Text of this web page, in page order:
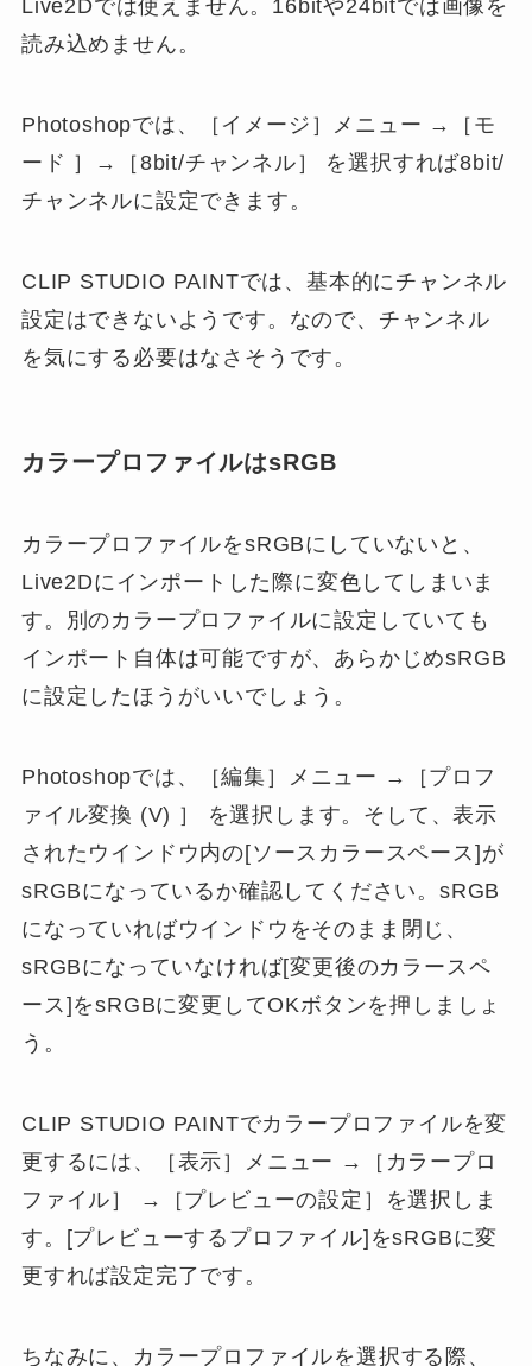
Live2Dでは使えません。16bitや24bitでは画像を
読み込めません。
Photoshopでは、［イメージ］メニュー →［モ
ード ］→［8bit/チャンネル］ を選択すれば8bit/
チャンネルに設定できます。
CLIP STUDIO PAINTでは、基本的にチャンネル
設定はできないようです。なので、チャンネル
を気にする必要はなさそうです。
カラープロファイルはsRGB
カラープロファイルをsRGBにしていないと、
Live2Dにインポートした際に変色してしまいま
す。別のカラープロファイルに設定していても
インポート自体は可能ですが、あらかじめsRGB
に設定したほうがいいでしょう。
Photoshopでは、［編集］メニュー →［プロフ
ァイル変換 (V) ］ を選択します。そして、表示
されたウインドウ内の[ソースカラースペース]が
sRGBになっているか確認してください。sRGB
になっていればウインドウをそのまま閉じ、
sRGBになっていなければ[変更後のカラースペ
ース]をsRGBに変更してOKボタンを押しましょ
う。
CLIP STUDIO PAINTでカラープロファイルを変
更するには、［表示］メニュー →［カラープロ
ファイル］ →［プレビューの設定］を選択しま
す。[プレビューするプロファイル]をsRGBに変
更すれば設定完了です。
ちなみに、カラープロファイルを選択する際、